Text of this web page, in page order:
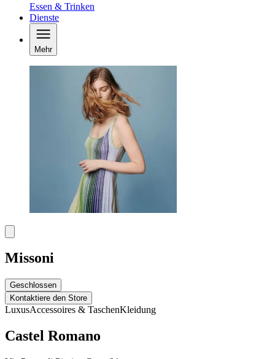
Essen & Trinken
Dienste
Mehr
Missoni
Geschlossen
Kontaktiere den Store
LuxusAccessoires & TaschenKleidung
Castel Romano